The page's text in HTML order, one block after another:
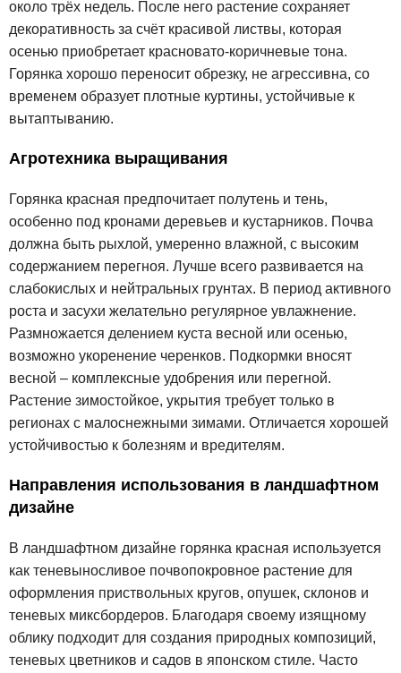
около трёх недель. После него растение сохраняет
декоративность за счёт красивой листвы, которая
осенью приобретает красновато-коричневые тона.
Горянка хорошо переносит обрезку, не агрессивна, со
временем образует плотные куртины, устойчивые к
вытаптыванию.
Агротехника выращивания
Горянка красная предпочитает полутень и тень,
особенно под кронами деревьев и кустарников. Почва
должна быть рыхлой, умеренно влажной, с высоким
содержанием перегноя. Лучше всего развивается на
слабокислых и нейтральных грунтах. В период активного
роста и засухи желательно регулярное увлажнение.
Размножается делением куста весной или осенью,
возможно укоренение черенков. Подкормки вносят
весной – комплексные удобрения или перегной.
Растение зимостойкое, укрытия требует только в
регионах с малоснежными зимами. Отличается хорошей
устойчивостью к болезням и вредителям.
Направления использования в ландшафтном
дизайне
В ландшафтном дизайне горянка красная используется
как теневыносливое почвопокровное растение для
оформления приствольных кругов, опушек, склонов и
теневых миксбордеров. Благодаря своему изящному
облику подходит для создания природных композиций,
теневых цветников и садов в японском стиле. Часто